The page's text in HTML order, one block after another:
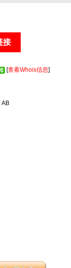
接
[查看Whois信息]
AB